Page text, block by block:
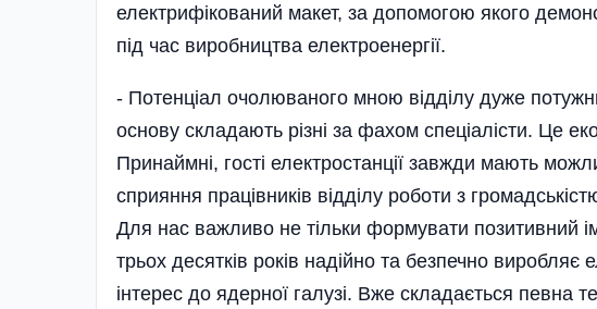
електрифікований макет, за допомогою якого
під час виробництва електроенергії.
- Потенціал очолюваного мною відділу дуже
основу складають різні за фахом спеціалісти. Це
Принаймні, гості електростанції завжди мають
сприяння працівників відділу роботи з
Для нас важливо не тільки формувати позитивний
трьох десятків років надійно та безпечно
інтерес до ядерної галузі. Вже складається певна